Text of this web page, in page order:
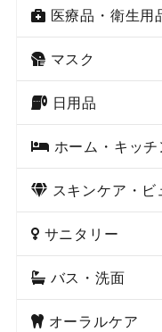
医療品・衛生用
マスク
日用品
ホーム・キッチ
スキンケア・ビ
サニタリー
バス・洗面
オーラルケア